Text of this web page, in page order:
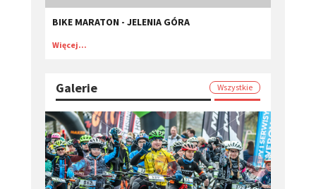
BIKE MARATON - JELENIA GÓRA
Więcej...
Galerie Wszystkie